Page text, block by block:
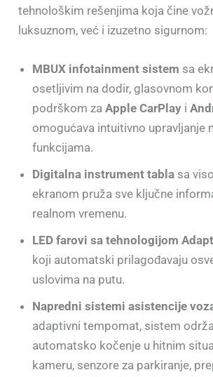
tehnološkim rešenjima koja čine
luksuznom, već i izuzetno sigurnom:
MBUX infotainment sistem sa
osetljivim na dodir, glasovnom
podrškom zaApple CarPlay i
omogućava intuitivno upravljanje
funkcijama.
Digitalna instrument tabla sa
ekranom pruža sve ključne
realnom vremenu.
LED farovi sa tehnologijom
koji automatski prilagođavaju
uslovima na putu.
Napredni sistemi asistencije
adaptivni tempomat, sistem
automatsko kočenje u hitnim
kameru, senzore za parkiranje,